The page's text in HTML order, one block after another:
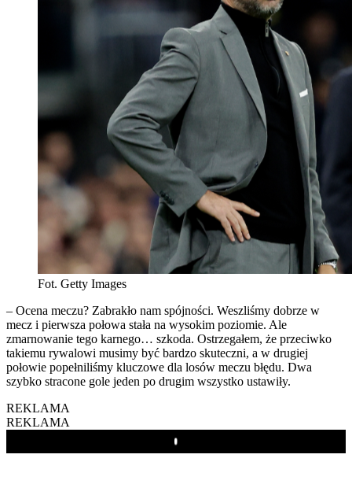
Fot. Getty Images
– Ocena meczu? Zabrakło nam spójności. Weszliśmy dobrze w
mecz i pierwsza połowa stała na wysokim poziomie. Ale
zmarnowanie tego karnego… szkoda. Ostrzegałem, że przeciwko
takiemu rywalowi musimy być bardzo skuteczni, a w drugiej
połowie popełniliśmy kluczowe dla losów meczu błędu. Dwa
szybko stracone gole jeden po drugim wszystko ustawiły.
REKLAMA
REKLAMA
Play